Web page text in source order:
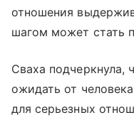
отношения
шагом может стать
Сваха подчеркнула,
ожидать от
для серьезных